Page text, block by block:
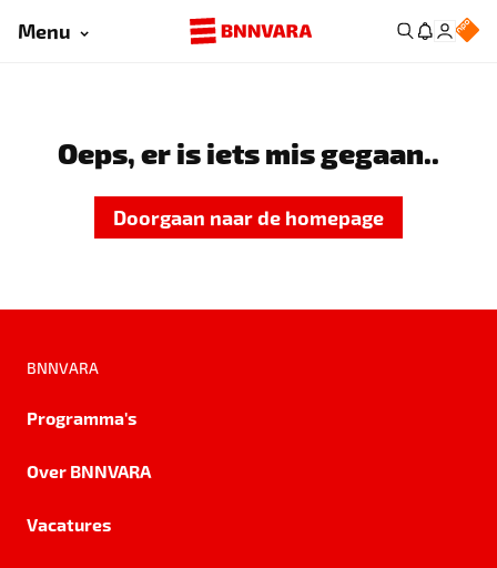
Menu
Oeps, er is iets mis gegaan..
Doorgaan naar de homepage
BNNVARA
Programma's
Over BNNVARA
Vacatures